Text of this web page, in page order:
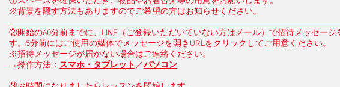
※背景を隠す方法もありますのでご希望の方はお知らせください。
②開始の60分前までに、LINE（ご登録いただいていない方はメール）で招待メッセージ
す。5分前にはご使用の媒体でメッセージを開きURLをクリックしてご用意ください。
※招待メッセージが届かない場合はご連絡ください。
→操作方法： スマホ・タブレット／パソコン